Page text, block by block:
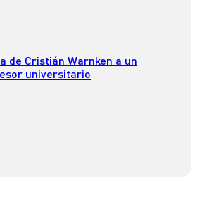
de Cristián Warnken a un
universitario